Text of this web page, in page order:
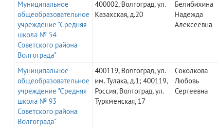
Муниципальное
общеобразовательное
учреждение "Средняя
школа № 54
Советского района
Волгограда"
400002, Волгоград, ул.
Казахская, д.20
Белибихина
Надежда
Алексеевна
Муниципальное
общеобразовательное
учреждение "Средняя
школа № 93
Советского района
Волгограда"
400119, Волгоград, ул.
им. Тулака, д.1; 400119,
Россия, Волгоград, ул.
Туркменская, 17
Соколкова
Любовь
Сергеевна